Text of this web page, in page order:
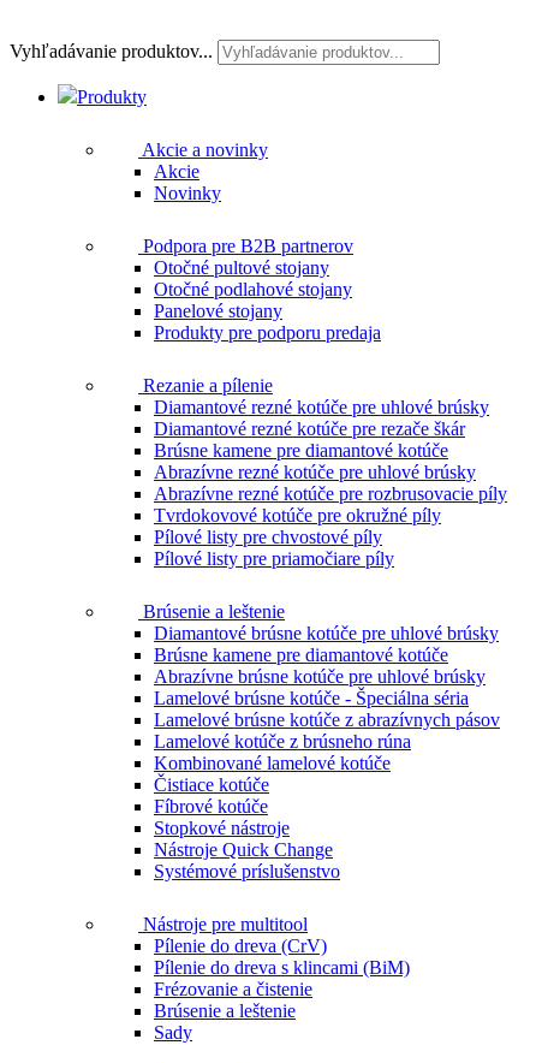
Vyhľadávanie produktov...
Produkty
Akcie a novinky
Akcie
Novinky
Podpora pre B2B partnerov
Otočné pultové stojany
Otočné podlahové stojany
Panelové stojany
Produkty pre podporu predaja
Rezanie a pílenie
Diamantové rezné kotúče pre uhlové brúsky
Diamantové rezné kotúče pre rezače škár
Brúsne kamene pre diamantové kotúče
Abrazívne rezné kotúče pre uhlové brúsky
Abrazívne rezné kotúče pre rozbrusovacie píly
Tvrdokovové kotúče pre okružné píly
Pílové listy pre chvostové píly
Pílové listy pre priamočiare píly
Brúsenie a leštenie
Diamantové brúsne kotúče pre uhlové brúsky
Brúsne kamene pre diamantové kotúče
Abrazívne brúsne kotúče pre uhlové brúsky
Lamelové brúsne kotúče - Špeciálna séria
Lamelové brúsne kotúče z abrazívnych pásov
Lamelové kotúče z brúsneho rúna
Kombinované lamelové kotúče
Čistiace kotúče
Fíbrové kotúče
Stopkové nástroje
Nástroje Quick Change
Systémové príslušenstvo
Nástroje pre multitool
Pílenie do dreva (CrV)
Pílenie do dreva s klincami (BiM)
Frézovanie a čistenie
Brúsenie a leštenie
Sady